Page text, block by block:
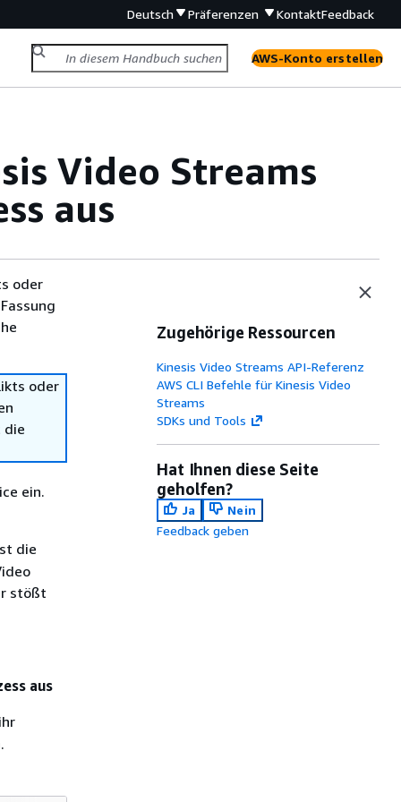
Deutsch Präferenzen KontaktFeedback
AWS-Konto erstellen
Video Streams
aus
oder
oder
die
ein.
die
stößt
aus
Zugehörige Ressourcen
Kinesis Video Streams API-Referenz
AWS CLI Befehle für Kinesis Video
Streams
SDKs und Tools
Hat Ihnen diese Seite
geholfen?
Ja
Nein
Feedback geben